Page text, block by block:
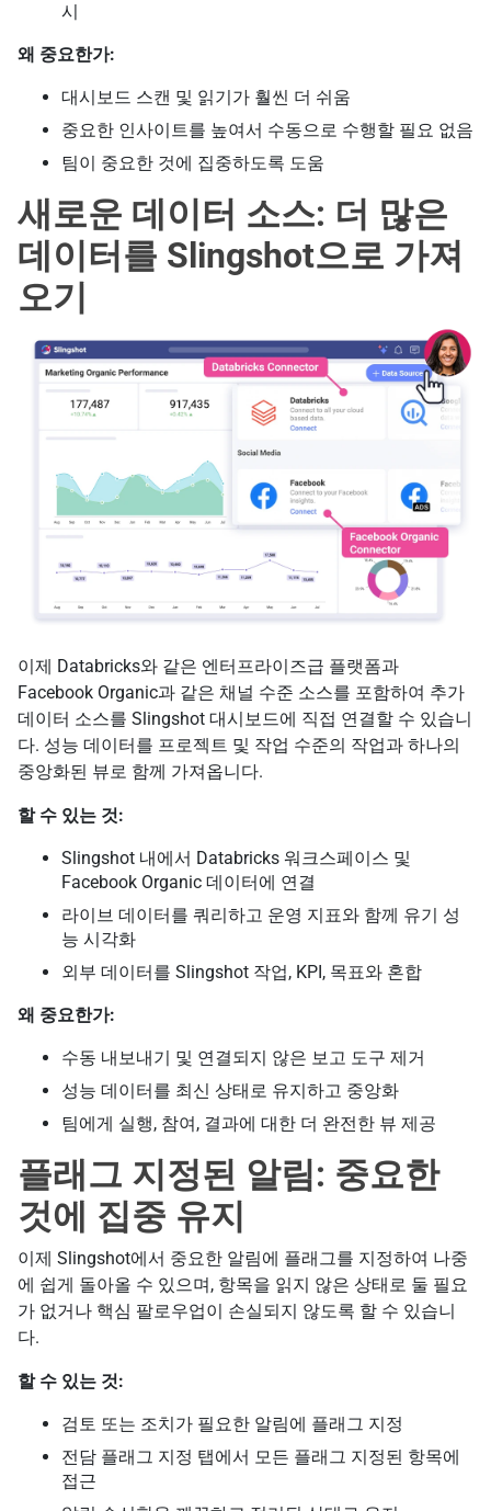
시
왜 중요한가:
대시보드 스캔 및 읽기가 훨씬 더 쉬움
중요한 인사이트를 높여서 수동으로 수행할 필요 없음
팀이 중요한 것에 집중하도록 도움
새로운 데이터 소스: 더 많은
데이터를 Slingshot으로 가져
오기
이제 Databricks와 같은 엔터프라이즈급 플랫폼과
Facebook Organic과 같은 채널 수준 소스를 포함하여 추가
데이터 소스를 Slingshot 대시보드에 직접 연결할 수 있습니
다. 성능 데이터를 프로젝트 및 작업 수준의 작업과 하나의
중앙화된 뷰로 함께 가져옵니다.
할 수 있는 것:
Slingshot 내에서 Databricks 워크스페이스 및
Facebook Organic 데이터에 연결
라이브 데이터를 쿼리하고 운영 지표와 함께 유기 성
능 시각화
외부 데이터를 Slingshot 작업, KPI, 목표와 혼합
왜 중요한가:
수동 내보내기 및 연결되지 않은 보고 도구 제거
성능 데이터를 최신 상태로 유지하고 중앙화
팀에게 실행, 참여, 결과에 대한 더 완전한 뷰 제공
플래그 지정된 알림: 중요한
것에 집중 유지
이제 Slingshot에서 중요한 알림에 플래그를 지정하여 나중
에 쉽게 돌아올 수 있으며, 항목을 읽지 않은 상태로 둘 필요
가 없거나 핵심 팔로우업이 손실되지 않도록 할 수 있습니
다.
할 수 있는 것:
검토 또는 조치가 필요한 알림에 플래그 지정
전담 플래그 지정 탭에서 모든 플래그 지정된 항목에
접근